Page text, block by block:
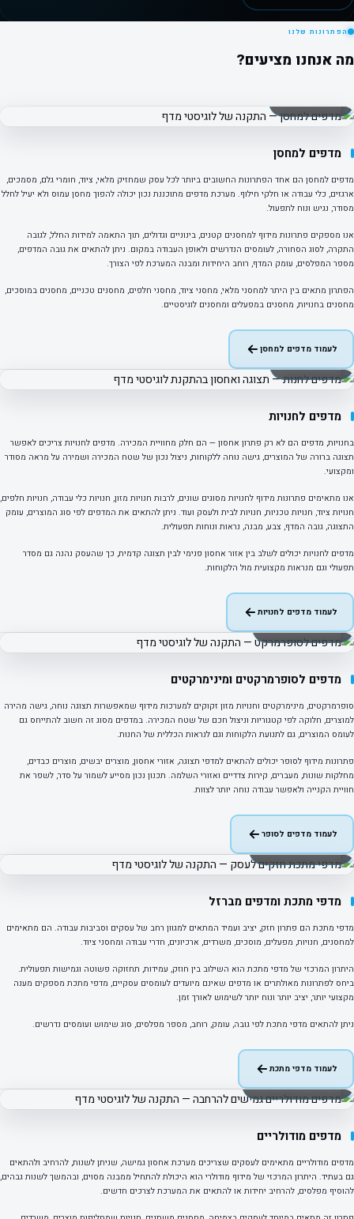
הפתרונות שלנו
מה אנחנו מציעים?
מדפים למחסן
מדפים למחסן הם אחד הפתרונות החשובים ביותר לכל עסק שמחזיק מלאי, ציוד, חומרי גלם, מסמכים,
ארגזים, כלי עבודה או חלקי חילוף. מערכת מדפים מתוכננת נכון יכולה להפוך מחסן עמוס ולא יעיל לחלל
מסודר, נגיש ונוח לתפעול.
אנו מספקים פתרונות מידוף למחסנים קטנים, בינוניים וגדולים, תוך התאמה למידות החלל, לגובה
התקרה, לסוג הסחורה, לעומסים הנדרשים ולאופן העבודה במקום. ניתן להתאים את גובה המדפים,
מספר המפלסים, עומק המדף, רוחב היחידות ומבנה המערכת לפי הצורך.
הפתרון מתאים בין היתר למחסני מלאי, מחסני ציוד, מחסני חלפים, מחסנים טכניים, מחסנים במוסכים,
מחסנים בחנויות, מחסנים במפעלים ומחסנים לוגיסטיים.
לעמוד מדפים למחסן
מדפים לחנויות
בחנויות, מדפים הם לא רק פתרון אחסון — הם חלק מחוויית המכירה. מדפים לחנויות צריכים לאפשר
תצוגה ברורה של המוצרים, גישה נוחה ללקוחות, ניצול נכון של שטח המכירה ושמירה על מראה מסודר
ומקצועי.
אנו מתאימים פתרונות מידוף לחנויות מסוגים שונים, לרבות חנויות מזון, חנויות כלי עבודה, חנויות חלפים,
חנויות ציוד, חנויות טכניות, חנויות לבית ולעסק ועוד. ניתן להתאים את המדפים לפי סוג המוצרים, עומק
התצוגה, גובה המדף, צבע, מבנה, נראות ונוחות תפעולית.
מדפים לחנויות יכולים לשלב בין אזור אחסון פנימי לבין תצוגה קדמית, כך שהעסק נהנה גם מסדר
תפעולי וגם מנראות מקצועית מול הלקוחות.
לעמוד מדפים לחנויות
מדפים לסופרמרקטים ומינימרקטים
סופרמרקטים, מינימרקטים וחנויות מזון זקוקים למערכות מידוף שמאפשרות תצוגה נוחה, גישה מהירה
למוצרים, חלוקה לפי קטגוריות וניצול חכם של שטח המכירה. במדפים מסוג זה חשוב להתייחס גם
לעומס המוצרים, גם לתנועת הלקוחות וגם לנראות הכללית של החנות.
פתרונות מידוף לסופר יכולים להתאים למדפי תצוגה, אזורי אחסון, מוצרים יבשים, מוצרים כבדים,
מחלקות שונות, מעברים, קירות צדדיים ואזורי השלמה. תכנון נכון מסייע לשמור על סדר, לשפר את
חוויית הקנייה ולאפשר עבודה נוחה יותר לצוות.
לעמוד מדפים לסופר
מדפי מתכת ומדפים מברזל
מדפי מתכת הם פתרון חזק, יציב ועמיד המתאים למגוון רחב של עסקים וסביבות עבודה. הם מתאימים
למחסנים, חנויות, מפעלים, מוסכים, משרדים, ארכיונים, חדרי עבודה ומחסני ציוד.
היתרון המרכזי של מדפי מתכת הוא השילוב בין חוזק, עמידות, תחזוקה פשוטה וגמישות תפעולית.
ביחס לפתרונות מאולתרים או מדפים שאינם מיועדים לעומסים עסקיים, מדפי מתכת מספקים מענה
מקצועי יותר, יציב יותר ונוח יותר לשימוש לאורך זמן.
ניתן להתאים מדפי מתכת לפי גובה, עומק, רוחב, מספר מפלסים, סוג שימוש ועומסים נדרשים.
לעמוד מדפי מתכת
מדפים מודולריים
מדפים מודולריים מתאימים לעסקים שצריכים מערכת אחסון גמישה, שניתן לשנות, להרחיב ולהתאים
גם בעתיד. היתרון המרכזי של מידוף מודולרי הוא היכולת להתחיל ממבנה מסוים, ובהמשך לשנות גבהים,
להוסיף מפלסים, להרחיב יחידות או להתאים את המערכת לצרכים חדשים.